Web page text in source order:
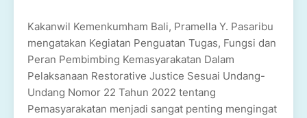
Kakanwil Kemenkumham Bali, Pramella Y. Pasaribu
mengatakan Kegiatan Penguatan Tugas, Fungsi dan
Peran Pembimbing Kemasyarakatan Dalam
Pelaksanaan Restorative Justice Sesuai Undang-
Undang Nomor 22 Tahun 2022 tentang
Pemasyarakatan menjadi sangat penting mengingat